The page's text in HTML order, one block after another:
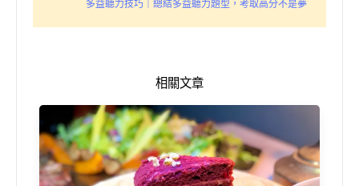
多益聽力技巧｜總結多益聽力題型，考取高分不是夢
相關文章